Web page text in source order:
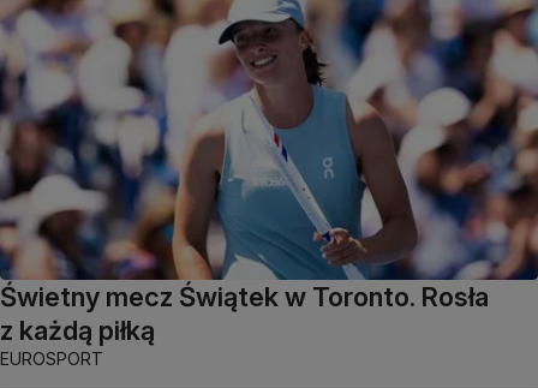
Świetny mecz Świątek w Toronto. Rosła
z każdą piłką
EUROSPORT